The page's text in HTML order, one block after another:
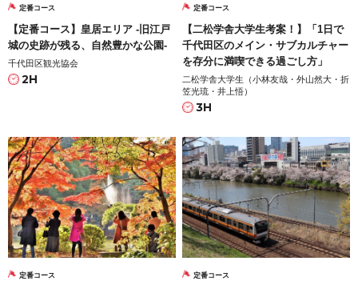
定番コース
【定番コース】皇居エリア -旧江戸
城の史跡が残る、自然豊かな公園-
千代田区観光協会
2H
定番コース
【二松学舎大学生考案！】「1日で
千代田区のメイン・サブカルチャー
を存分に満喫できる過ごし方」
二松学舎大学生（小林友哉・外山然大・折
笠光琉・井上悟）
3H
定番コース 定番コース